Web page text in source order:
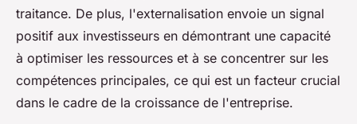
traitance. De plus, l'externalisation envoie un signal
positif aux investisseurs en démontrant une capacité
à optimiser les ressources et à se concentrer sur les
compétences principales, ce qui est un facteur crucial
dans le cadre de la croissance de l'entreprise.